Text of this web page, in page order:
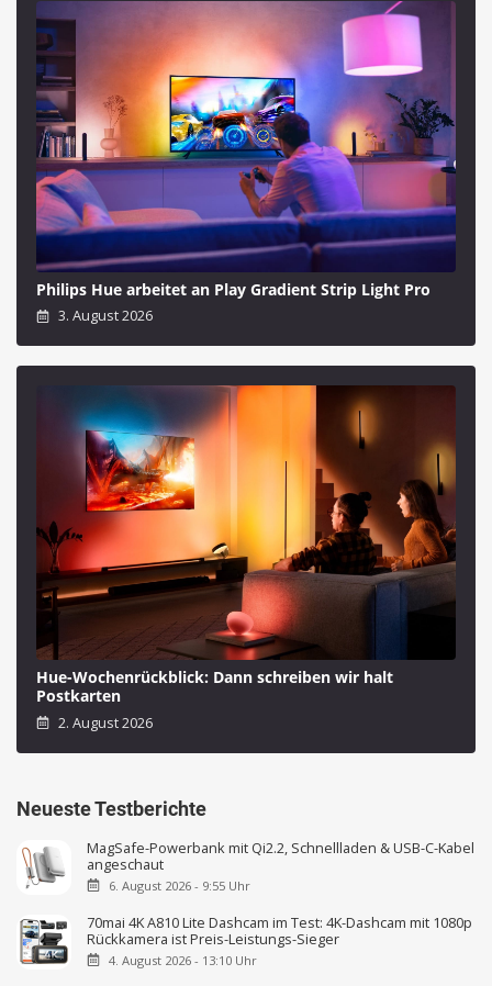
Philips Hue arbeitet an Play Gradient Strip Light Pro
3. August 2026
Hue-Wochenrückblick: Dann schreiben wir halt
Postkarten
2. August 2026
Neueste Testberichte
MagSafe-Powerbank mit Qi2.2, Schnellladen & USB-C-Kabel
angeschaut
6. August 2026 - 9:55 Uhr
70mai 4K A810 Lite Dashcam im Test: 4K-Dashcam mit 1080p
Rückkamera ist Preis-Leistungs-Sieger
4. August 2026 - 13:10 Uhr